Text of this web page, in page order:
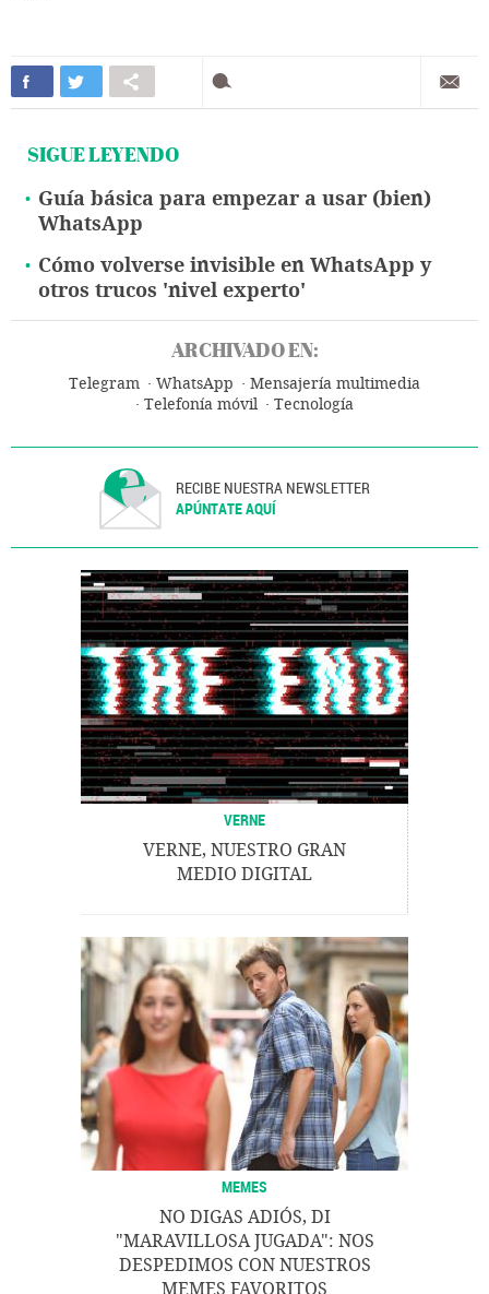
SIGUE LEYENDO
Guía básica para empezar a usar (bien)
WhatsApp
Cómo volverse invisible en WhatsApp y
otros trucos 'nivel experto'
ARCHIVADO EN:
Telegram WhatsApp
Mensajería multimedia
Telefonía móvil
Tecnología
RECIBE NUESTRA NEWSLETTER
APÚNTATE AQUÍ
VERNE
VERNE, NUESTRO GRAN
MEDIO DIGITAL
MEMES
NO DIGAS ADIÓS, DI
"MARAVILLOSA JUGADA": NOS
DESPEDIMOS CON NUESTROS
MEMES FAVORITOS